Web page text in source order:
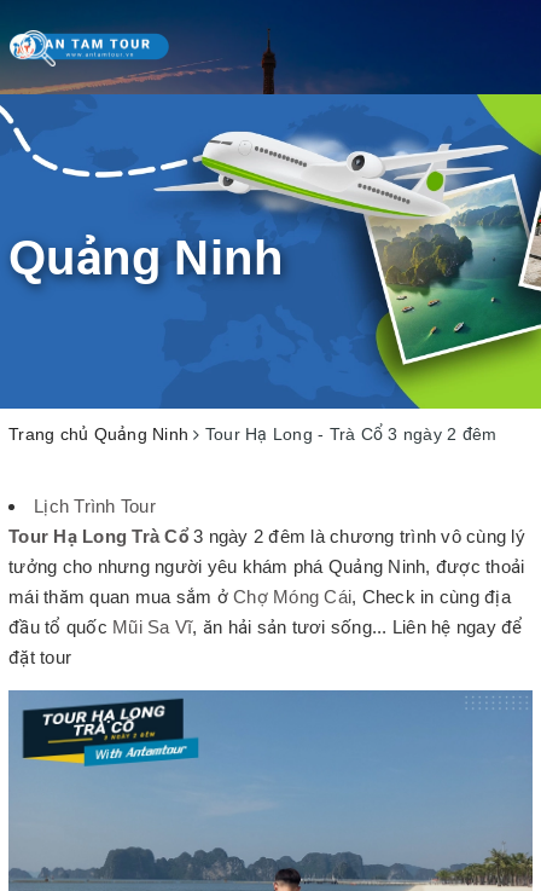
Toggle
navigation
Quảng Ninh
Trang chủ Quảng Ninh Tour Hạ Long - Trà Cổ 3 ngày 2 đêm
Lịch Trình Tour
Tour Hạ Long Trà Cổ3 ngày 2 đêm là chương trình vô cùng lý
tưởng cho nhưng người yêu khám phá Quảng Ninh, được thoải
mái thăm quan mua sắm ở Chợ Móng Cái, Check in cùng địa
đầu tổ quốc Mũi Sa Vĩ, ăn hải sản tươi sống... Liên hệ ngay để
đặt tour